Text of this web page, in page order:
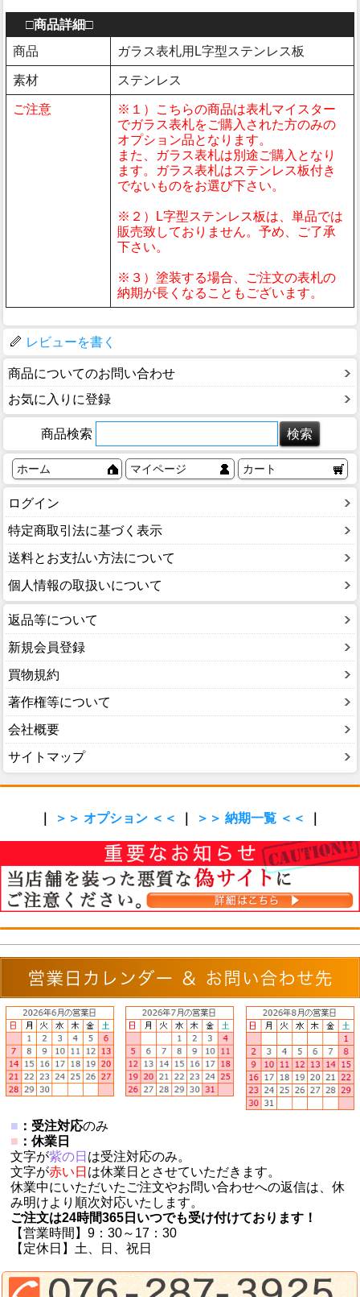
□商品詳細□
商品
ガラス表札用L字型ステンレス板
素材 ステンレス
ご注意
※１）こちらの商品は表札マイスター
でガラス表札をご購入された方のみの
オプション品となります。
また、ガラス表札は別途ご購入となり
ます。ガラス表札はステンレス板付き
でないものをお選び下さい。
※２）L字型ステンレス板は、単品では
販売致しておりません。予め、ご了承
下さい。
※３）塗装する場合、ご注文の表札の
納期が長くなることもございます。
レビューを書く
商品についてのお問い合わせ
お気に入りに登録
商品検索
ホーム マイページ カート
ログイン
特定商取引法に基づく表示
送料とお支払い方法について
個人情報の取扱いについて
返品等について
新規会員登録
買物規約
著作権等について
会社概要
サイトマップ
＞＞ オプション ＜＜ ＞＞ 納期一覧 ＜＜
■ ：受注対応のみ
■ ：休業日
文字が紫の日 は受注対応のみ。
文字が赤い日 は休業日とさせていただきます。
休業中にいただいたご注文やお問い合わせへの返信は、休
み明けより順次対応いたします。
ご注文は24時間365日いつでも受け付けております！
【営業時間】9：30～17：30
【定休日】土、日、祝日